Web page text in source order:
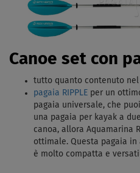
Canoe set con
tutto quanto contenuto nel
pagaia RIPPLE per un
pagaia universale, che
una pagaia per kayak a
canoa, allora Aquamarina
ottimale. Questa pagaia
è molto compatta e